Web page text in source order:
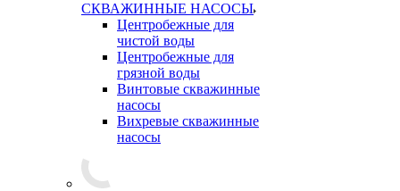
СКВАЖИННЫЕ НАСОСЫ
Центробежные для
чистой воды
Центробежные для
грязной воды
Винтовые скважинные
насосы
Вихревые скважинные
насосы